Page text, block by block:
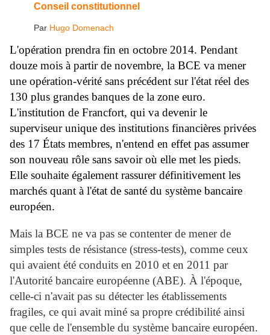
Conseil constitutionnel
Par Hugo Domenach
L'opération prendra fin en octobre 2014. Pendant
douze mois à partir de novembre, la BCE va mener
une opération-vérité sans précédent sur l'état réel des
130 plus grandes banques de la zone euro.
L'institution de Francfort, qui va devenir le
superviseur unique des institutions financières privées
des 17 États membres, n'entend en effet pas assumer
son nouveau rôle sans savoir où elle met les pieds.
Elle souhaite également rassurer définitivement les
marchés quant à l'état de santé du système bancaire
européen.
Mais la BCE ne va pas se contenter de mener de
simples tests de résistance (stress-tests), comme ceux
qui avaient été conduits en 2010 et en 2011 par
l'Autorité bancaire européenne (ABE). À l'époque,
celle-ci n'avait pas su détecter les établissements
fragiles, ce qui avait miné sa propre crédibilité ainsi
que celle de l'ensemble du système bancaire européen.